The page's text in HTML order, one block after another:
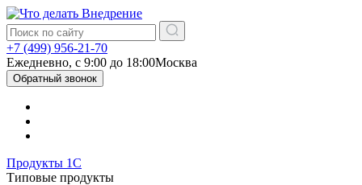
+7 (499) 956-21-70
Ежедневно, c 9:00 до 18:00Москва
Обратный звонок
Продукты 1С
Типовые продукты